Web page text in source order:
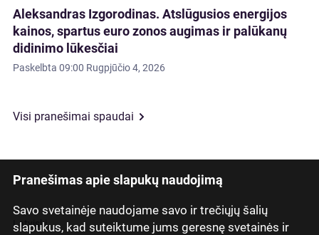
Pranešimas apie slapukų naudojimą
Savo svetainėje naudojame savo ir trečiųjų šalių
slapukus, kad suteiktume jums geresnę svetainės ir
Aleksandras Izgorodinas. Atslūgusios energijos
kainos, spartus euro zonos augimas ir palūkanų
didinimo lūkesčiai
Paskelbta 09:00 Rugpjūčio 4, 2026
Visi pranešimai spaudai
Latviski